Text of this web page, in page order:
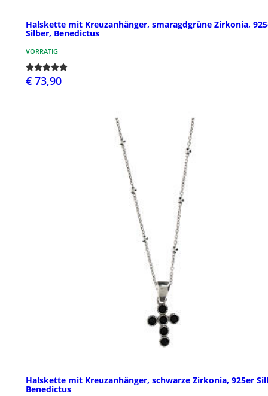
Halskette mit Kreuzanhänger, smaragdgrüne Zirkonia,
Silber, Benedictus
VORRÄTIG
€ 73,90
Halskette mit Kreuzanhänger, schwarze Zirkonia, 925er
Benedictus